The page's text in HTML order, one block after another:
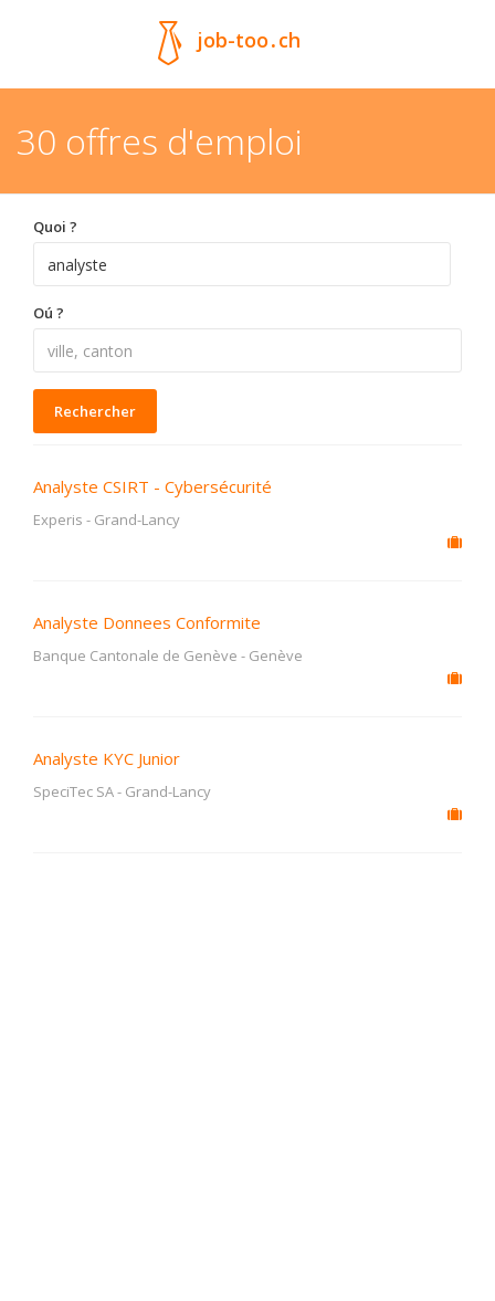
job-too.ch
30 offres d'emploi
Quoi ?
Oú ?
Rechercher
Analyste CSIRT - Cybersécurité
Experis - Grand-Lancy
Analyste Donnees Conformite
Banque Cantonale de Genève - Genève
Analyste KYC Junior
SpeciTec SA- Grand-Lancy